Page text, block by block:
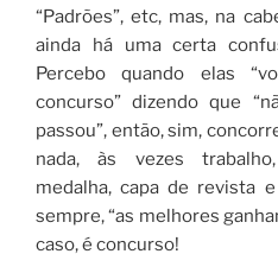
“Padrões”, etc, mas, na
ainda há uma certa
Percebo quando elas
concurso” dizendo que
passou”, então, sim,
nada, às vezes
medalha, capa de revista
sempre, “as melhores
caso, é concurso!